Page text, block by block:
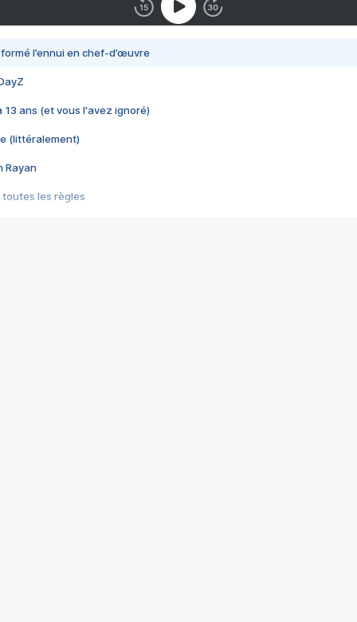
l’ennui en chef-d’œuvre
13 ans (et vous l'avez ignoré)
(littéralement)
Rayan
toutes les règles